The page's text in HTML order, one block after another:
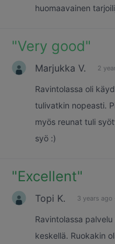
huomaavainen
"Very good"
Marjukka V. 2
Ravintolassa oli
tulivatkin nopeasti.
myös reunat tuli
syö :)
"Excellent"
Topi K. 3 years ago
Ravintolassa
keskellä. Ruokakin